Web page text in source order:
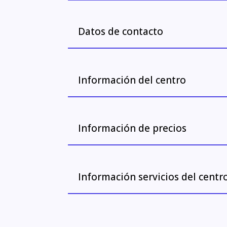
Datos de contacto
Información del centro
Información de precios
Información servicios del